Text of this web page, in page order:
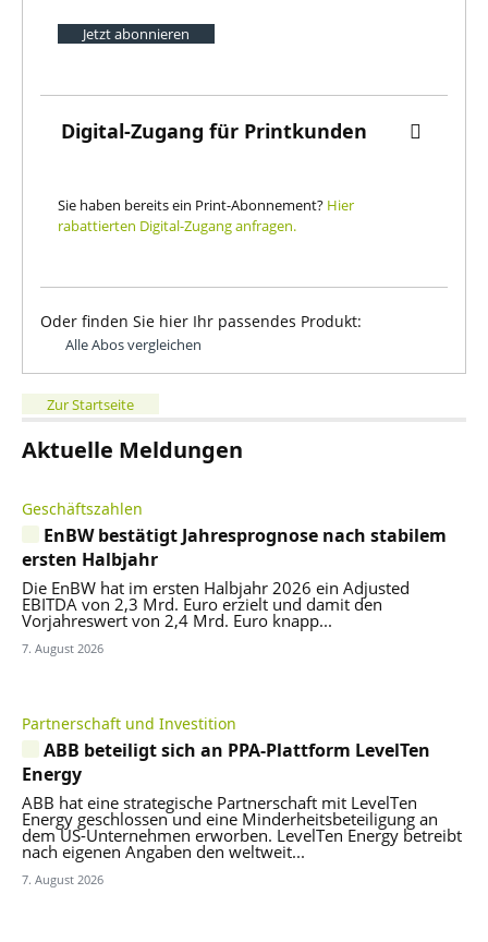
Jetzt abonnieren
Digital-Zugang für Printkunden
Sie haben bereits ein Print-Abonnement? Hier
rabattierten Digital-Zugang anfragen.
Oder finden Sie hier Ihr passendes Produkt:
Alle Abos vergleichen
Zur Startseite
Aktuelle Meldungen
Geschäftszahlen
EnBW bestätigt Jahresprognose nach stabilem
ersten Halbjahr
Die EnBW hat im ersten Halbjahr 2026 ein Adjusted
EBITDA von 2,3 Mrd. Euro erzielt und damit den
Vorjahreswert von 2,4 Mrd. Euro knapp...
7. August 2026
Partnerschaft und Investition
ABB beteiligt sich an PPA-Plattform LevelTen
Energy
ABB hat eine strategische Partnerschaft mit LevelTen
Energy geschlossen und eine Minderheitsbeteiligung an
dem US-Unternehmen erworben. LevelTen Energy betreibt
nach eigenen Angaben den weltweit...
7. August 2026